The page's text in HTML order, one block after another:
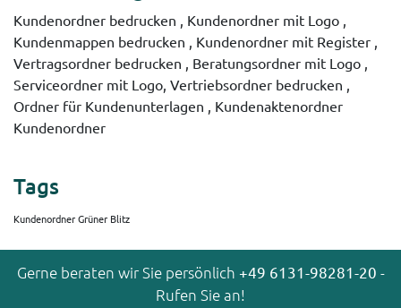
Kundenordner bedrucken , Kundenordner mit Logo ,
Kundenmappen bedrucken , Kundenordner mit Register ,
Vertragsordner bedrucken , Beratungsordner mit Logo ,
Serviceordner mit Logo, Vertriebsordner bedrucken ,
Ordner für Kundenunterlagen , Kundenaktenordner
Kundenordner
Tags
Kundenordner Grüner Blitz
Gerne beraten wir Sie persönlich +49 6131-98281-20 -
Rufen Sie an!